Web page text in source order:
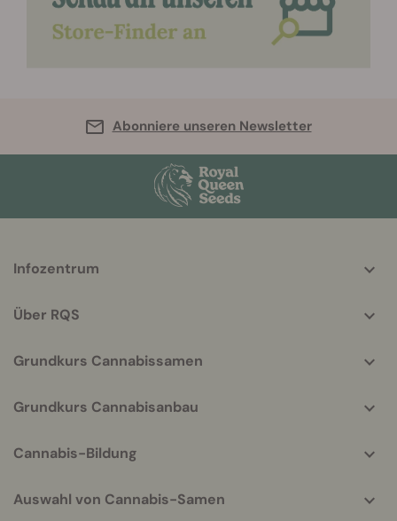
Abonniere unseren Newsletter
helpful
Infozentrum
Über RQS
Grundkurs Cannabissamen
Grundkurs Cannabisanbau
Cannabis-Bildung
Auswahl von Cannabis-Samen